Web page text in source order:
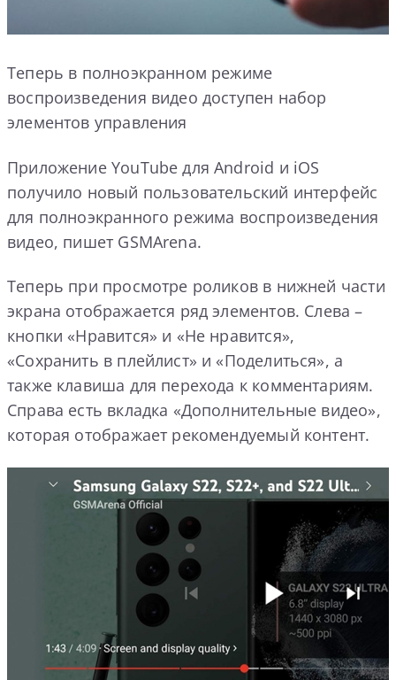
Теперь в полноэкранном режиме
воспроизведения видео доступен набор
элементов управления
Приложение YouTube для Android и iOS
получило новый пользовательский интерфейс
для полноэкранного режима воспроизведения
видео, пишет GSMArena.
Теперь при просмотре роликов в нижней части
экрана отображается ряд элементов. Слева –
кнопки «Нравится» и «Не нравится»,
«Сохранить в плейлист» и «Поделиться», а
также клавиша для перехода к комментариям.
Справа есть вкладка «Дополнительные видео»,
которая отображает рекомендуемый контент.